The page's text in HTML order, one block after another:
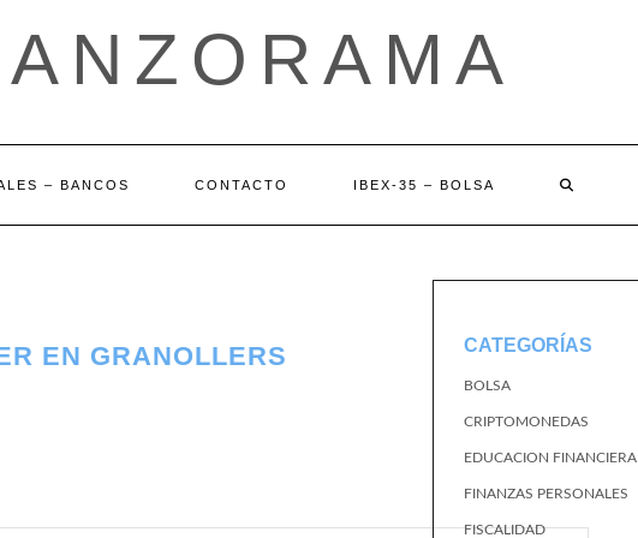
– BANCOS CONTACTO IBEX-35 – BOLSA
EN GRANOLLERS CATEGORÍAS
BOLSA
CRIPTOMONEDAS
EDUCACION FINANCIERA
FINANZAS PERSONALES
FISCALIDAD